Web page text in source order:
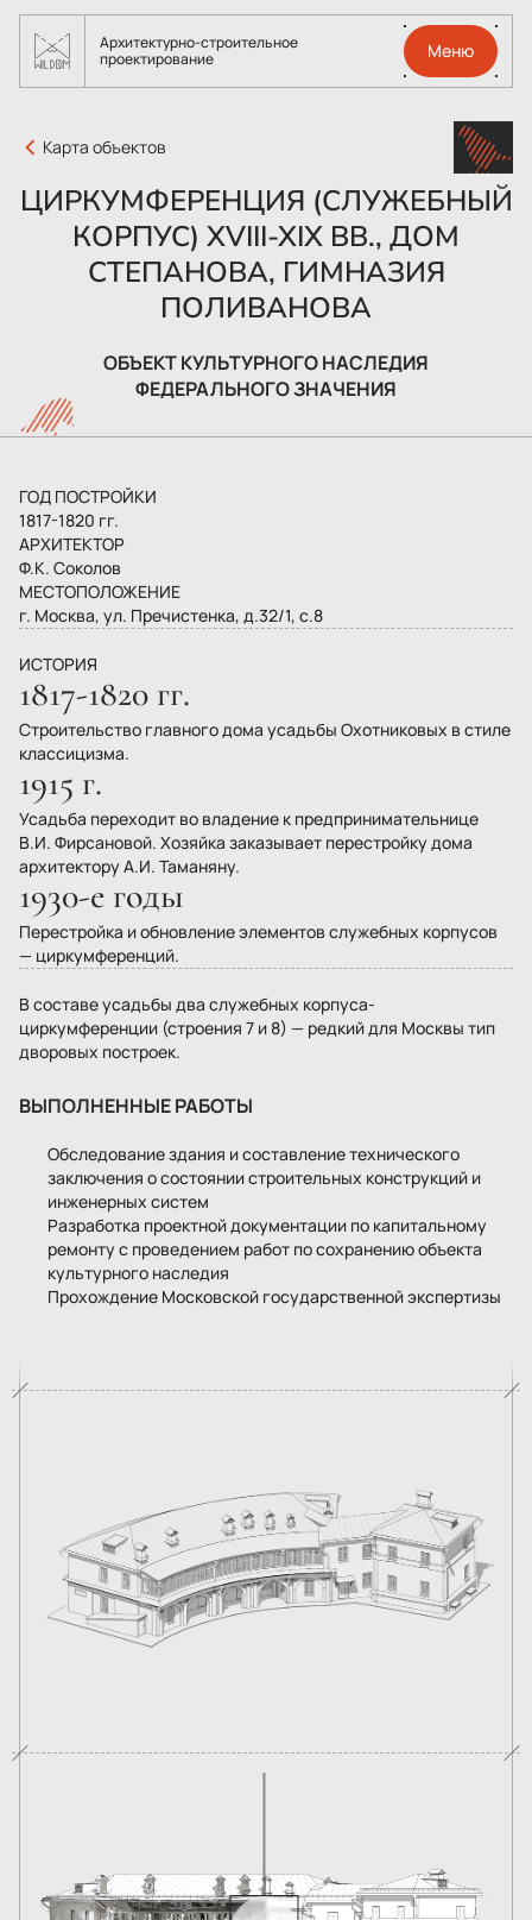
Архитектурно-строительное
проектирование
Меню
Карта объектов
ЦИРКУМФЕРЕНЦИЯ (СЛУЖЕБНЫЙ
КОРПУС) XVIII-XIX ВВ., ДОМ
СТЕПАНОВА, ГИМНАЗИЯ
ПОЛИВАНОВА
ОБЪЕКТ КУЛЬТУРНОГО НАСЛЕДИЯ
ФЕДЕРАЛЬНОГО ЗНАЧЕНИЯ
ГОД ПОСТРОЙКИ
1817-1820 гг.
АРХИТЕКТОР
Ф.К. Соколов
МЕСТОПОЛОЖЕНИЕ
г. Москва, ул. Пречистенка, д.32/1, с.8
ИСТОРИЯ
1817-1820 гг.
Строительство главного дома усадьбы Охотниковых в стиле
классицизма.
1915 г.
Усадьба переходит во владение к предпринимательнице
В.И. Фирсановой. Хозяйка заказывает перестройку дома
архитектору А.И. Таманяну.
1930-е годы
Перестройка и обновление элементов служебных корпусов
— циркумференций.
В составе усадьбы два служебных корпуса-
циркумференции (строения 7 и 8) — редкий для Москвы тип
дворовых построек.
ВЫПОЛНЕННЫЕ РАБОТЫ
Обследование здания и составление технического
заключения о состоянии строительных конструкций и
инженерных систем
Разработка проектной документации по капитальному
ремонту с проведением работ по сохранению объекта
культурного наследия
Прохождение Московской государственной экспертизы